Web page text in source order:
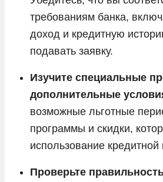
требованиям банка,
доход и кредитную
подавать заявку.
Изучите специальные
дополнительные
возможные льготные
программы и скидки,
использование
Проверьте